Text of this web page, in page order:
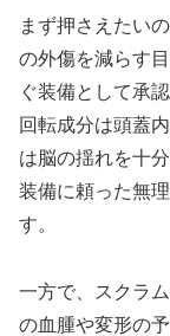
まず押さえたい
の外傷を減らす
ぐ装備として承
回転成分は頭蓋
は脳の揺れを十
装備に頼った無
す。
一方で、スクラ
の血腫や変形の